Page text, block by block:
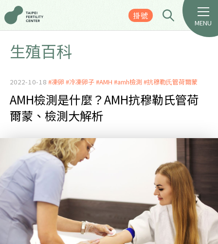
掛號
MENU
生殖百科
2022-10-18 #凍卵 #冷凍卵子#AMH #amh檢測 #抗穆勒⽒管荷爾蒙
AMH檢測是什麼？AMH抗穆勒氏管荷
爾蒙、檢測大解析